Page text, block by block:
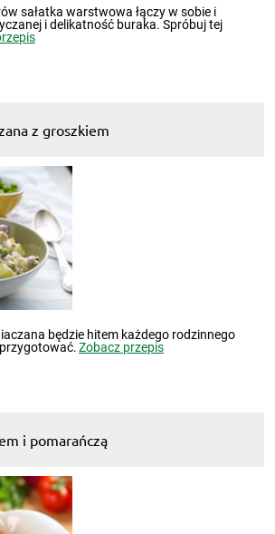
sałatka warstwowa łączy w sobie i
i delikatność buraka. Spróbuj tej
z groszkiem
będzie hitem każdego rodzinnego
Zobacz przepis
i pomarańczą